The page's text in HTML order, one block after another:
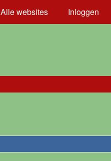
Alle websites Inloggen